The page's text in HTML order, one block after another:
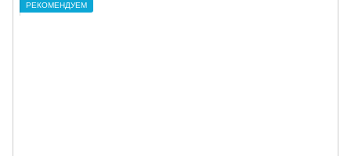
РЕКОМЕНДУЕМ